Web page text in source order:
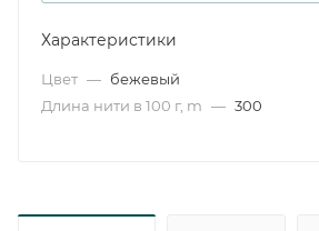
Характеристики
Цвет — бежевый
Длина нити в 100 г, m — 300